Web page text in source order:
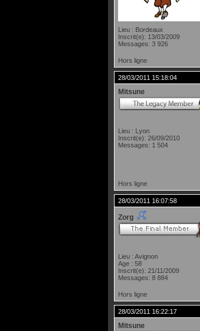
Lieu : Bordeaux
Inscrit(e): 13/03/2009
Messages: 3 926
Hors ligne
28/03/2011 15:18:04
Mitsune
Lieu : Lyon
Inscrit(e): 26/09/2010
Messages: 1 504
Hors ligne
28/03/2011 16:07:58
Zorg
Lieu : Avignon
Age : 58
Inscrit(e): 21/11/2009
Messages: 8 884
Hors ligne
28/03/2011 16:22:17
Mitsune